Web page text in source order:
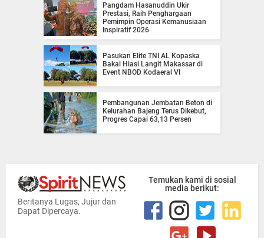
Pangdam Hasanuddin Ukir
Prestasi, Raih Penghargaan
Pemimpin Operasi Kemanusiaan
Inspiratif 2026
Pasukan Elite TNI AL Kopaska
Bakal Hiasi Langit Makassar di
Event NBOD Kodaeral VI
Pembangunan Jembatan Beton di
Kelurahan Bajeng Terus Dikebut,
Progres Capai 63,13 Persen
Beritanya Lugas, Jujur dan
Dapat Dipercaya.
Temukan kami di sosial
media berikut: